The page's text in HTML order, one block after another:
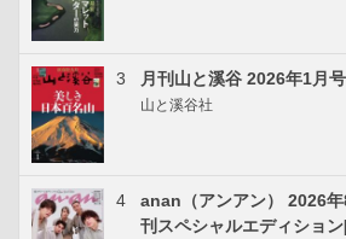
3 月刊山と溪谷 2026年1月号
山と溪谷社
4
anan（アンアン） 2026
刊スペシャルエディショ